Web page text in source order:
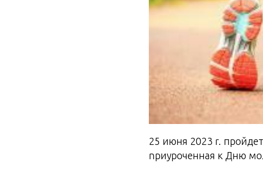
25 июня 2023 r.
npиуроченная к Дню